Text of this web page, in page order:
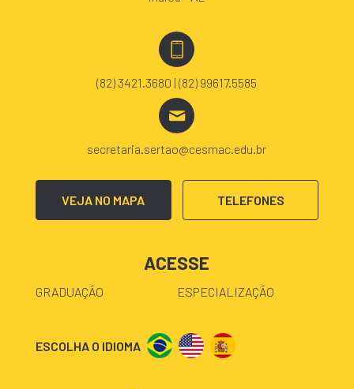
(82) 3421.3680 | (82) 99617.5585
secretaria.sertao@cesmac.edu.br
VEJA NO MAPA TELEFONES
ACESSE
GRADUAÇÃO ESPECIALIZAÇÃO
ESCOLHA O IDIOMA